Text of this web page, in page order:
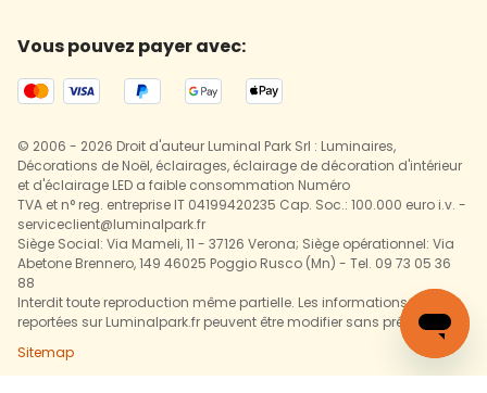
Vous pouvez payer avec:
© 2006 - 2026 Droit d'auteur Luminal Park Srl : Luminaires,
Décorations de Noël, éclairages, éclairage de décoration d'intérieur
et d'éclairage LED a faible consommation Numéro
TVA et n° reg. entreprise IT 04199420235 Cap. Soc.: 100.000 euro i.v. -
serviceclient@luminalpark.fr
Siège Social: Via Mameli, 11 - 37126 Verona; Siège opérationnel: Via
Abetone Brennero, 149 46025 Poggio Rusco (Mn) - Tel. 09 73 05 36
88
Interdit toute reproduction même partielle. Les informations
reportées sur Luminalpark.fr peuvent être modifier sans préavis.
Sitemap